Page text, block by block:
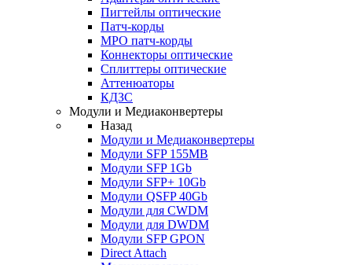
Пигтейлы оптические
Патч-корды
MPO патч-корды
Коннекторы оптические
Сплиттеры оптические
Аттенюаторы
КДЗС
Модули и Медиаконвертеры
Назад
Модули и Медиаконвертеры
Модули SFP 155MB
Модули SFP 1Gb
Модули SFP+ 10Gb
Модули QSFP 40Gb
Модули для CWDM
Модули для DWDM
Модули SFP GPON
Direct Attach